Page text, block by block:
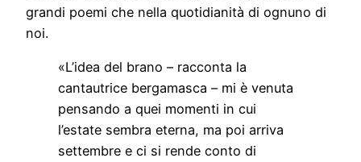
grandi poemi che nella quotidianità di ognuno di
noi.
«L’idea del brano – racconta la
cantautrice bergamasca – mi è venuta
pensando a quei momenti in cui
l’estate sembra eterna, ma poi arriva
settembre e ci si rende conto di